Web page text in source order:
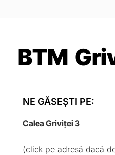
BTM
NE GĂSEȘTI PE:
Calea Griviței 3
(click pe adresă dacă